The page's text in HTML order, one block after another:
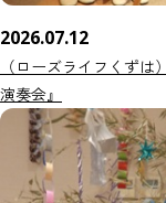
2026.07.12
（ローズライフくず
演奏会』